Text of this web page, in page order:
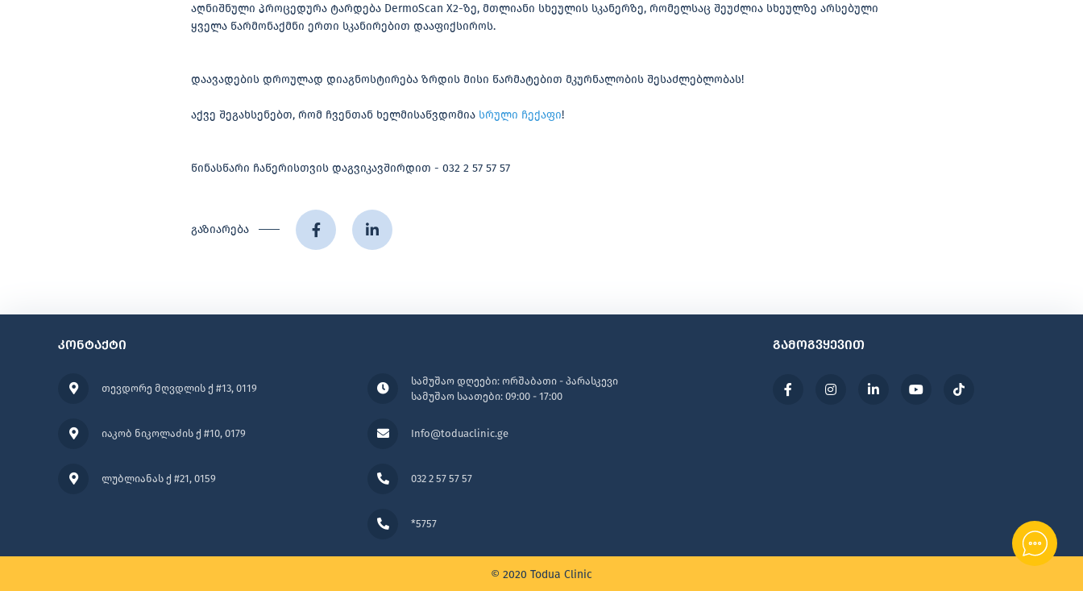
აღნიშნული პროცედურა ტარდება DermoScan X2-ზე, მთლიანი სხეულის სკანერზე, რომელსაც შეუძლია სხეულზე არსებული
ყველა წარმონაქმნი ერთი სკანირებით დააფიქსიროს.
დაავადების დროულად დიაგნოსტირება ზრდის მისი წარმატებით მკურნალობის შესაძლებლობას!
აქვე შეგახსენებთ, რომ ჩვენთან ხელმისაწვდომია სრული ჩექაფი!
წინასწარი ჩაწერისთვის დაგვიკავშირდით - 032 2 57 57 57
გაზიარება
კონტაქტი
თევდორე მღვდლის ქ #13, 0119
სამუშაო დღეები: ორშაბათი - პარასკევი
სამუშაო საათები: 09:00 - 17:00
იაკობ ნიკოლაძის ქ #10, 0179 Info@toduaclinic.ge
ლუბლიანას ქ #21, 0159 032 2 57 57 57
*5757
გამოგვყევით
© 2020 Todua Clinic